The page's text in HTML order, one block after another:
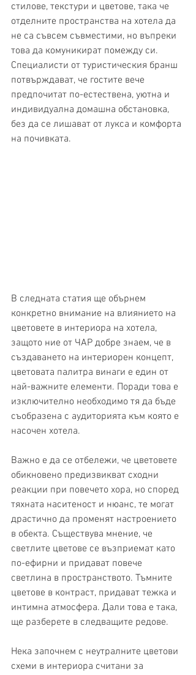
стилове, текстури и цветове, така че
отделните пространства на хотела да
не са съвсем съвместими, но въпреки
това да комуникират помежду си.
Специалисти от туристическия бранш
потвърждават, че гостите вече
предпочитат по-естествена, уютна и
индивидуална домашна обстановка,
без да се лишават от лукса и комфорта
на почивката.
В следната статия ще обърнем
конкретно внимание на влиянието на
цветовете в интериора на хотела,
защото ние от ЧАР добре знаем, че в
създаването на интериорен концепт,
цветовата палитра винаги е един от
най-важните елементи. Поради това е
изключително необходимо тя да бъде
съобразена с аудиторията към която е
насочен хотела.
Важно е да се отбележи, че цветовете
обикновено предизвикват сходни
реакции при повечето хора, но според
тяхната наситеност и нюанс, те могат
драстично да променят настроението
в обекта. Съществува мнение, че
светлите цветове се възприемат като
по-ефирни и придават повече
светлина в пространството. Тъмните
цветове в контраст, придават тежка и
интимна атмосфера. Дали това е така,
ще разберете в следващите редове.
Нека започнем с неутралните цветови
схеми в интериора считани за